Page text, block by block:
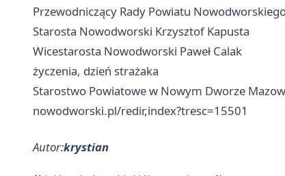
Przewodniczący Rady Powiatu
Starosta Nowodworski Krzysztof Kapusta
Wicestarosta Nowodworski Paweł Calak
życzenia, dzień strażaka
Starostwo Powiatowe w Nowym Dworze
nowodworski.pl/redir,index?tresc=15501
Autor:krystian